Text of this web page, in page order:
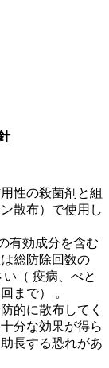
性の殺菌剤と組
散布）で使用し
有効成分を含む
総防除回数の
（ 疫病、べと
まで） 。
的に散布してく
分な効果が得ら
長する恐れがあ